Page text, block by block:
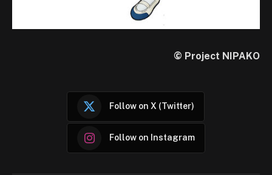
© Project NIPAKO
Follow on X (Twitter)
Follow on Instagram